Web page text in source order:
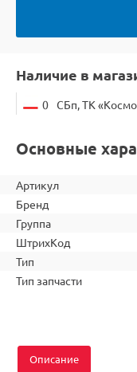
Наличие в
0 СБп, ТК
Основные
Артикул
Бренд
Группа
ШтрихКод
Тип
Тип запчасти
Описание